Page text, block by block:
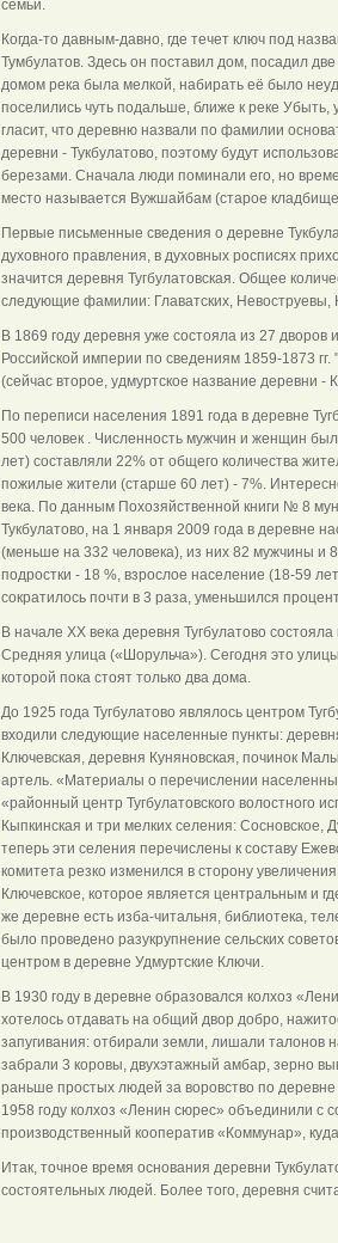
семьи.
Когда-то давным-давно, где течет ключ под
Тумбулатов. Здесь он поставил дом, посадил
домом река была мелкой, набирать её было
поселились чуть подальше, ближе к реке
гласит, что деревню назвали по фамилии
деревни - Тукбулатово, поэтому будут
березами. Сначала люди поминали его, но
место называется Вужшайбам (старое
Первые письменные сведения о деревне
духовного правления, в духовных росписях
значится деревня Тугбулатовская. Общее
следующие фамилии: Главатских,
В 1869 году деревня уже состояла из 27 дворов
Российской империи по сведениям 1859-1873
(сейчас второе, удмуртское название деревни -
По переписи населения 1891 года в деревне
500 человек . Численность мужчин и женщин
лет) составляли 22% от общего количества
пожилые жители (старше 60 лет) - 7%.
века. По данным Похозяйственной книги № 8
Тукбулатово, на 1 января 2009 года в деревне
(меньше на 332 человека), из них 82 мужчины и
подростки - 18 %, взрослое население (18-59
сократилось почти в 3 раза, уменьшился
В начале XX века деревня Тугбулатово
Средняя улица («Шорульча»). Сегодня это
которой пока стоят только два дома.
До 1925 года Тугбулатово являлось центром
входили следующие населенные пункты:
Ключевская, деревня Куняновская, починок
артель. «Материалы о перечислении
«районный центр Тугбулатовского волостного
Кыпкинская и три мелких селения: Сосновское,
теперь эти селения перечислены к составу
комитета резко изменился в сторону
Ключевское, которое является центральным и
же деревне есть изба-читальня, библиотека,
было проведено разукрупнение сельских
центром в деревне Удмуртские Ключи.
В 1930 году в деревне образовался колхоз
хотелось отдавать на общий двор добро,
запугивания: отбирали земли, лишали талонов
забрали 3 коровы, двухэтажный амбар, зерно
раньше простых людей за воровство по
1958 году колхоз «Ленин сюрес» объединили с
производственный кооператив «Коммунар»,
Итак, точное время основания деревни
состоятельных людей. Более того, деревня